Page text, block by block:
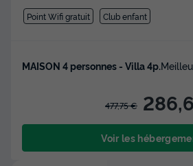
Point Wifi gratuit Club enfant
MAISON 4 personnes - Villa 4p.
477,75 €
Voir les